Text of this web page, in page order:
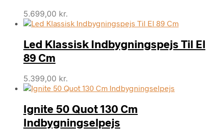
5.699,00 kr.
Led Klassisk Indbygningspejs Til El
89 Cm
5.399,00 kr.
Ignite 50 Quot 130 Cm
Indbygningselpejs